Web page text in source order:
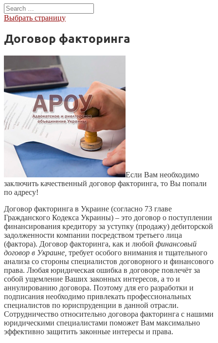
Выбрать страницу
Договор факторинга
Если Вам необходимо
заключить качественный договор факторинга, то Вы попали
по адресу!
Договор факторинга в Украине (согласно 73 главе
Гражданского Кодекса Украины) – это договор о поступлении
финансирования кредитору за уступку (продажу) дебиторской
задолженности компании посредством третьего лица
(фактора). Договор факторинга, как и любой финансовый
договор в Украине, требует особого внимания и тщательного
анализа со стороны специалистов договорного и финансового
права. Любая юридическая ошибка в договоре повлечёт за
собой ущемление Ваших законных интересов, а то и
аннулированию договора. Поэтому для его разработки и
подписания необходимо привлекать профессиональных
специалистов по юриспруденции в данной отрасли.
Сотрудничество относительно договора факторинга с нашими
юридическими специалистами поможет Вам максимально
эффективно защитить законные интересы и права.